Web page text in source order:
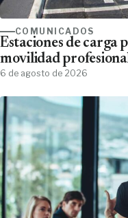
COMUNICADOS
Estaciones de carga
movilidad
6 de agosto de 2026